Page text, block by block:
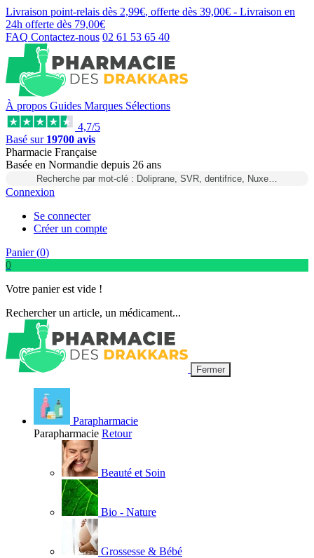
Livraison point-relais dès 2,99€, offerte dès 39,00€ - Livraison en
24h offerte dès 79,00€
FAQ Contactez-nous 02 61 53 65 40
À propos Guides Marques Sélections
4,7/5
Basé sur 19700 avis
Pharmacie Française
Basée en Normandie depuis 26 ans
Recherche par mot-clé : Doliprane, SVR, dentifrice, Nuxe…
Connexion
Se connecter
Créer un compte
Panier (0)
0
Votre panier est vide !
Rechercher un article, un médicament...
Fermer
Parapharmacie
Parapharmacie Retour
Beauté et Soin
Bio - Nature
Grossesse & Bébé